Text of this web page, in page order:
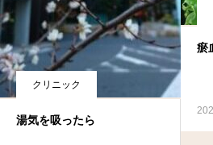
クリニック
湯気を吸ったら
瘀